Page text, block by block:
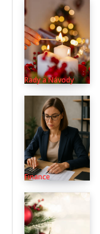
Rady a Návody
Finance